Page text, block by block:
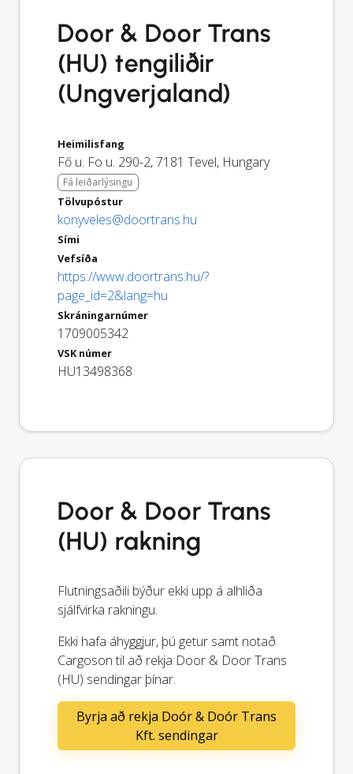
Door & Door Trans
(HU) tengiliðir
(Ungverjaland)
Heimilisfang
Fő u. Fo u. 290-2,7181 Tevel, Hungary
Fá leiðarlýsingu
Tölvupóstur
konyveles@doortrans.hu
Sími
Vefsíða
https://www.doortrans.hu/?
page_id=2&lang=hu
Skráningarnúmer
1709005342
VSK númer
HU13498368
Door & Door Trans
(HU) rakning
Flutningsaðili býður ekki upp á alhliða
sjálfvirka rakningu.
Ekki hafa áhyggjur, þú getur samt notað
Cargoson til að rekja Door & Door Trans
(HU) sendingar þínar.
Byrja að rekja Doór & Doór Trans
Kft. sendingar